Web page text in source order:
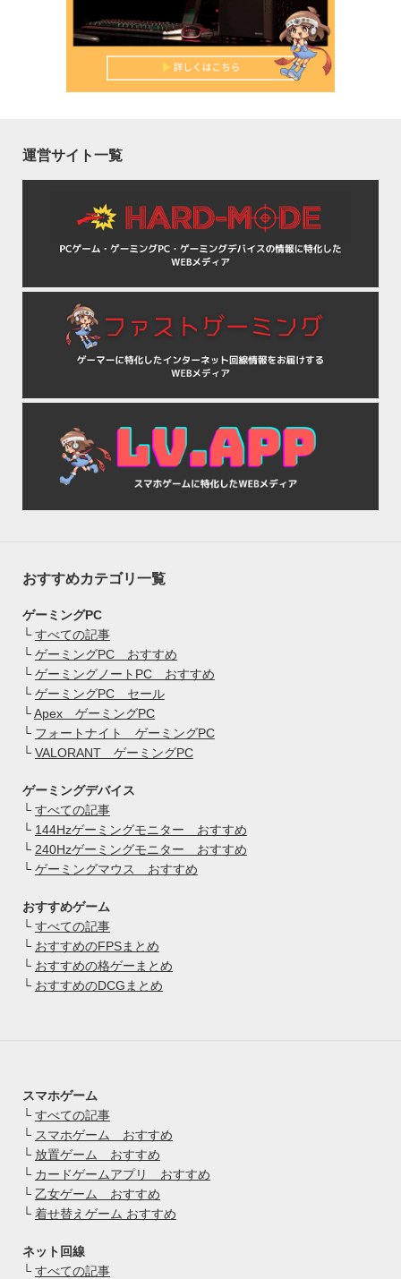
運営サイト一覧
おすすめカテゴリ一覧
ゲーミングPC
└ すべての記事
└ ゲーミングPC おすすめ
└ ゲーミングノートPC おすすめ
└ ゲーミングPC セール
└Apex ゲーミングPC
└ フォートナイト ゲーミングPC
└ VALORANT ゲーミングPC
ゲーミングデバイス
└ すべての記事
└ 144Hzゲーミングモニター おすすめ
└ 240Hzゲーミングモニター おすすめ
└ ゲーミングマウス おすすめ
おすすめゲーム
└ すべての記事
└ おすすめのFPSまとめ
└ おすすめの格ゲーまとめ
└ おすすめのDCGまとめ
スマホゲーム
└ すべての記事
└ スマホゲーム おすすめ
└ 放置ゲーム おすすめ
└ カードゲームアプリ おすすめ
└ 乙女ゲーム おすすめ
└ 着せ替えゲーム おすすめ
ネット回線
└ すべての記事